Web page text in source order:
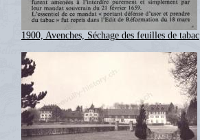
1900, Avenches, Séchage des feuilles de tabac